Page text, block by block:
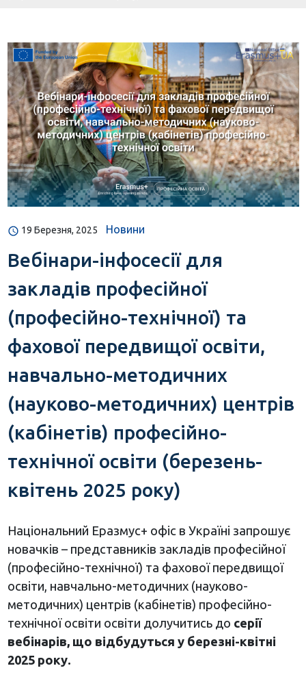
19 Березня, 2025 Новини
Вебінари-інфосесії для
закладів професійної
(професійно-технічної) та
фахової передвищої освіти,
навчально-методичних
(науково-методичних) центрів
(кабінетів) професійно-
технічної освіти (березень-
квітень 2025 року)
Національний Еразмус+ офіс в Україні запрошує
новачків – представників закладів професійної
(професійно-технічної) та фахової передвищої
освіти, навчально-методичних (науково-
методичних) центрів (кабінетів) професійно-
технічної освіти освіти долучитись до серії
вебінарів, що відбудуться у березні-квітні
2025 року.